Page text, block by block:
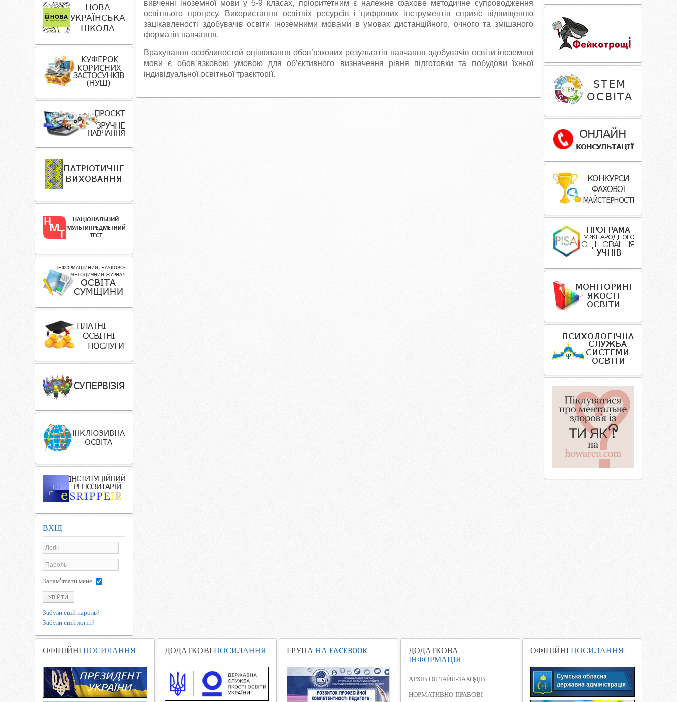
вивченні іноземної мови у 5-9 класах, пріоритетним є належне фахове методичне супроводження
освітнього процесу. Використання освітніх ресурсів і цифрових інструментів сприяє підвищенню
зацікавленості здобувачів освіти іноземними мовами в умовах дистанційного, очного та змішаного
форматів навчання.
Врахування особливостей оцінювання обов’язкових результатів навчання здобувачів освіти іноземної
мови є обов’язковою умовою для об’єктивного визначення рівня підготовки та побудови їхньої
індивідуальної освітньої траєкторії.
ВХІД
Запам'ятати мене
УВІЙТИ
Забули свій пароль?
Забули свій логін?
ОФІЦІЙНІ ПОСИЛАННЯ ДОДАТКОВІ ПОСИЛАННЯ ГРУПА НА FACEBOOK
ДОДАТКОВА
ІНФОРМАЦІЯ
АРХІВ ОНЛАЙН-ЗАХОДІВ
НОРМАТИВНО-ПРАВОВІ
ОФІЦІЙНІ ПОСИЛАННЯ